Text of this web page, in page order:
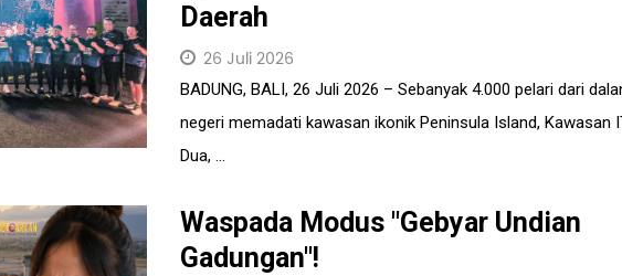
Daerah
26 Juli 2026
BADUNG, BALI, 26 Juli 2026 – Sebanyak 4.000 pelari dari
negeri memadati kawasan ikonik Peninsula Island, Kawasan
Dua, ...
Waspada Modus "Gebyar Undian
Gadungan"!